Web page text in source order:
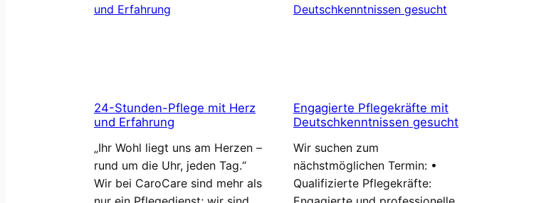
24-Stunden-Pflege mit Herz
und Erfahrung
„Ihr Wohl liegt uns am Herzen –
rund um die Uhr, jeden Tag.“
Wir bei CaroCare sind mehr als
Engagierte Pflegekräfte mit
Deutschkenntnissen gesucht
Wir suchen zum
nächstmöglichen Termin: •
Qualifizierte Pflegekräfte: